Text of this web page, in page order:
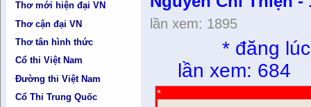
Thơ mới hiện đại VN
Thơ cận đại VN
Thơ tân hình thức
Cổ thi Việt Nam
Đường thi Việt Nam
Cổ Thi Trung Quốc
lần xem: 1895
* đăng
lần xem: 684
*